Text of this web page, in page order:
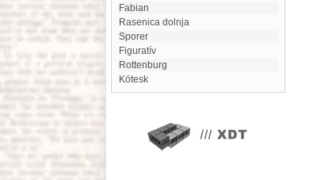
Fabian
Rasenica dolnja
Sporer
figuratív
Rottenburg
Kötesk